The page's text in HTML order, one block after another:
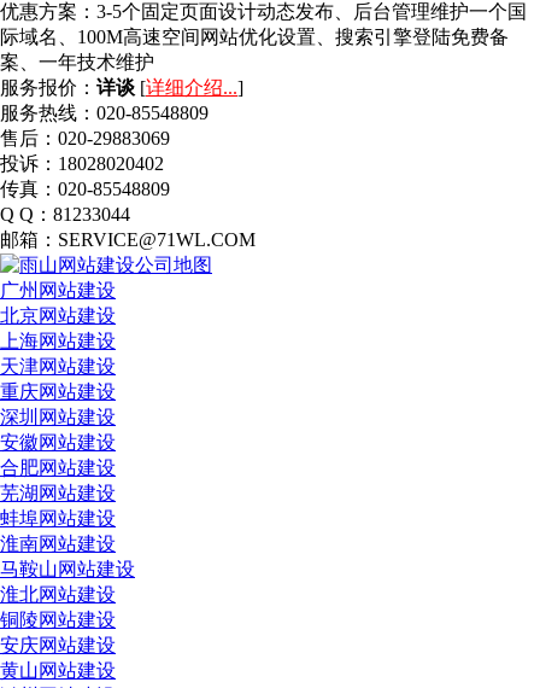
优惠方案： 3-5个固定页面设计动态发布、后台管理维护一个国
际域名、100M高速空间网站优化设置、搜索引擎登陆免费备
案、一年技术维护
服务报价： 详谈 [详细介绍...]
服务热线：020-85548809
售后：020-29883069
投诉：18028020402
传真：020-85548809
Q Q：81233044
邮箱：SERVICE@71WL.COM
广州网站建设
北京网站建设
上海网站建设
天津网站建设
重庆网站建设
深圳网站建设
安徽网站建设
合肥网站建设
芜湖网站建设
蚌埠网站建设
淮南网站建设
马鞍山网站建设
淮北网站建设
铜陵网站建设
安庆网站建设
黄山网站建设